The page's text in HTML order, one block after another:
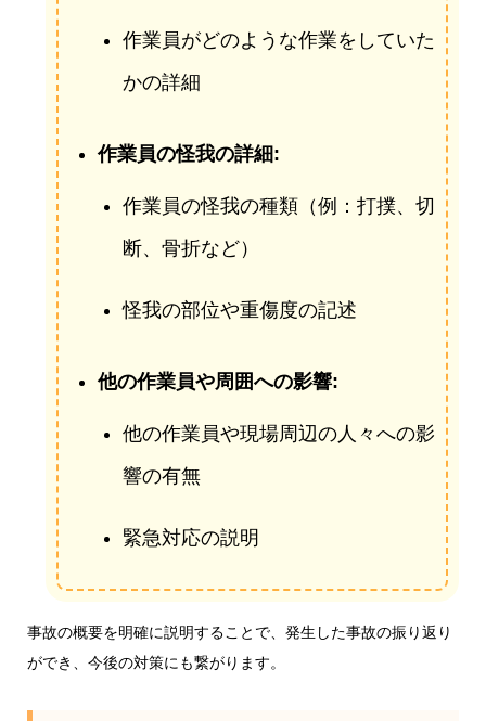
作業員がどのような作業をしていた
かの詳細
作業員の怪我の詳細:
作業員の怪我の種類（例：打撲、切
断、骨折など）
怪我の部位や重傷度の記述
他の作業員や周囲への影響:
他の作業員や現場周辺の人々への影
響の有無
緊急対応の説明
事故の概要を明確に説明することで、発生した事故の振り返り
ができ、今後の対策にも繋がります。